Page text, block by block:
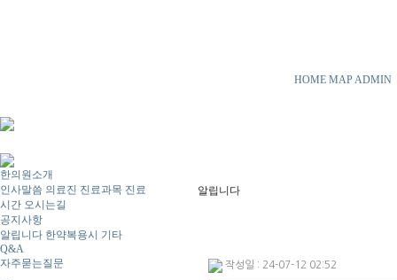
HOME MAPADMIN
한의원소개
인사말씀 의료진 진료과목 진료
시간 오시는길
공지사항
알립니다 한약복용시
기타
Q&A
자주묻는질문
알립니다
작성일 : 24-07-12 02:52